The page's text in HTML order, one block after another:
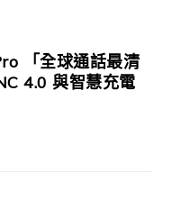
「全球通話最清
4.0 與智慧充電